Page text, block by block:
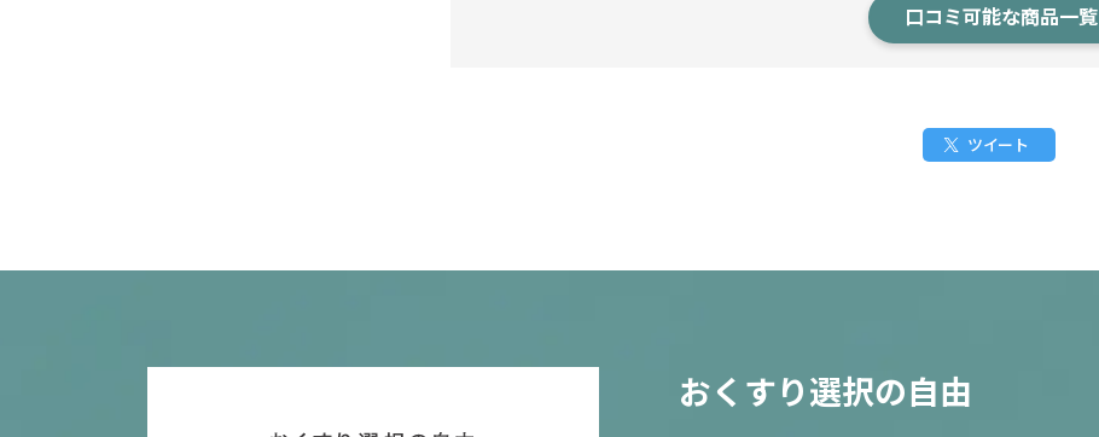
口コミ可能な商品一覧
ツイート
おくすり選択の自由